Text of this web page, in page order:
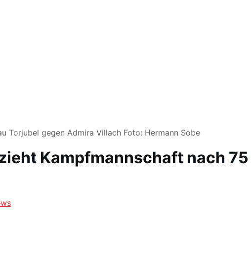
Torjubel gegen Admira Villach Foto: Hermann Sobe
Kampfmannschaft nach